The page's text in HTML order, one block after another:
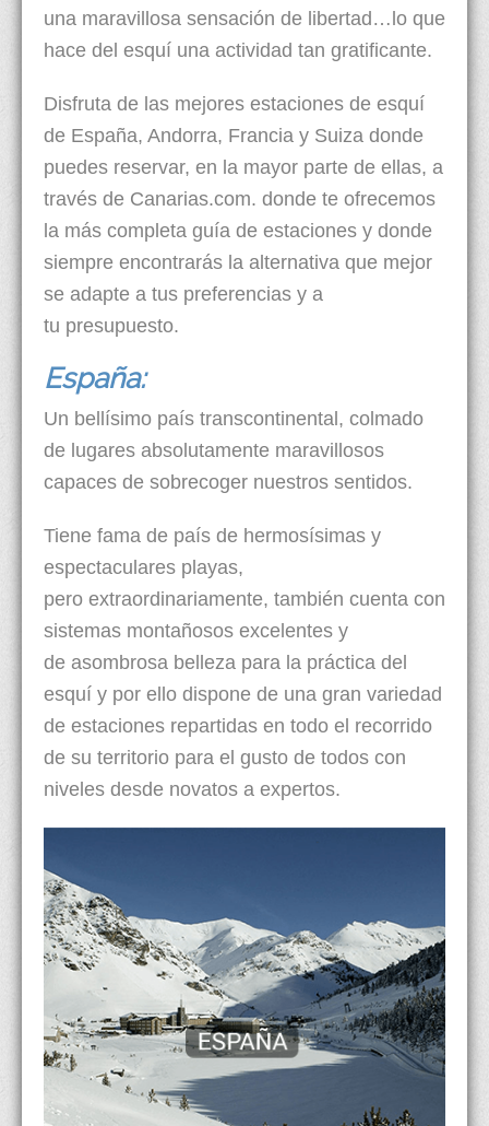
una maravillosa sensación de libertad…lo que
hace del esquí una actividad tan gratificante.
Disfruta de las mejores estaciones de esquí
de España, Andorra, Francia y Suiza donde
puedes reservar, en la mayor parte de ellas, a
través de Canarias.com. donde te ofrecemos
la más completa guía de estaciones y donde
siempre encontrarás la alternativa que mejor
se adapte a tus preferencias y a
tu presupuesto.
España:
Un bellísimo país transcontinental, colmado
de lugares absolutamente maravillosos
capaces de sobrecoger nuestros sentidos.
Tiene fama de país de hermosísimas y
espectaculares playas,
pero extraordinariamente, también cuenta con
sistemas montañosos excelentes y
de asombrosa belleza para la práctica del
esquí y por ello dispone de una gran variedad
de estaciones repartidas en todo el recorrido
de su territorio para el gusto de todos con
niveles desde novatos a expertos.